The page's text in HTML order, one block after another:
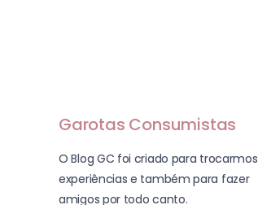
Garotas Consumistas
O Blog GC foi criado para trocarmos
experiências e também para fazer
amigos por todo canto.